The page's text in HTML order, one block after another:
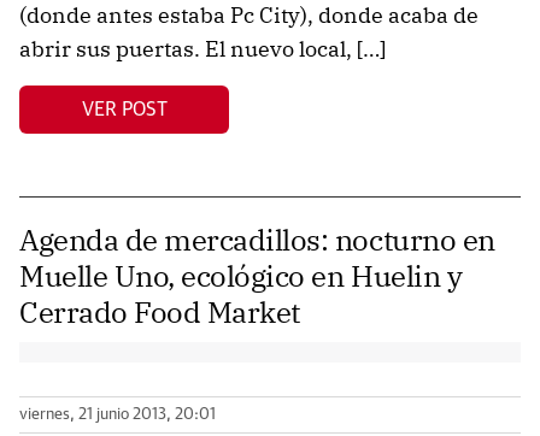
(donde antes estaba Pc City), donde acaba de
abrir sus puertas. El nuevo local, […]
VER POST
Agenda de mercadillos: nocturno en
Muelle Uno, ecológico en Huelin y
Cerrado Food Market
viernes, 21 junio 2013, 20:01